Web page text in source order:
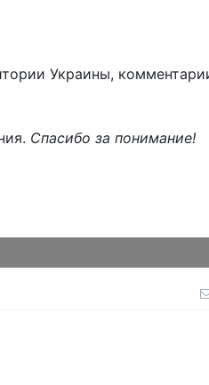
Украины,
Спасибо за понимание!